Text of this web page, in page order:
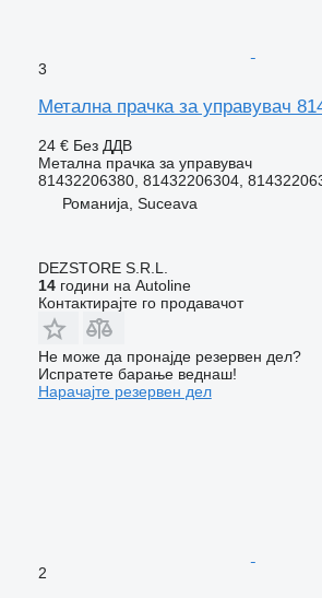
3
Метална прачка за управувач
24 € Без ДДВ
Метална прачка за управувач
81432206380, 81432206304,
Романија, Suceava
DEZSTORE S.R.L.
14години на Autoline
Контактирајте го продавачот
Не може да пронајде резервен дел?
Испратете барање веднаш!
Нарачајте резервен дел
2